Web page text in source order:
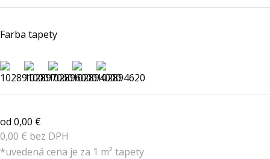
Farba tapety
od 0,00 €
0,00 € bez DPH
*uvedená cena je za 1 m² tapety